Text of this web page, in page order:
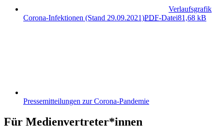
Verlaufsgrafik
Corona-Infektionen (Stand 29.09.2021)PDF-Datei81,68 kB
Pressemitteilungen zur Corona-Pandemie
Für Medienvertreter*innen